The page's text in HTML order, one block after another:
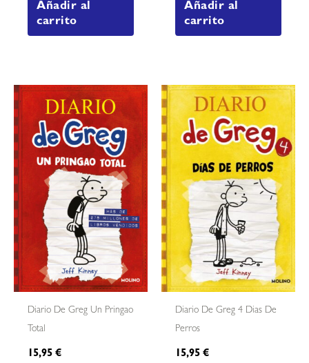
Añadir al
carrito
Añadir al
carrito
Diario De Greg Un Pringao
Total
15,95€
Diario De Greg 4 Dias De
Perros
15,95€